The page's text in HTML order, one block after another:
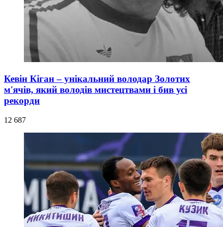
Кевін Кіган – унікальний володар Золотих
м'ячів, який володів мистецтвами і бив усі
рекорди
12 687